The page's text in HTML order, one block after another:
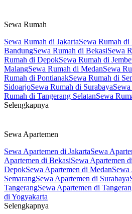
Sewa Rumah
Sewa Rumah di JakartaSewa Rumah di
BandungSewa Rumah di BekasiSewa
Rumah di DepokSewa Rumah di
MalangSewa Rumah di MedanSewa
Rumah di PontianakSewa Rumah di
SidoarjoSewa Rumah di Surabaya
Rumah di Tangerang SelatanSewa
Selengkapnya
Sewa Apartemen
Sewa Apartemen di JakartaSewa
Apartemen di BekasiSewa Apartemen
DepokSewa Apartemen di MedanSewa
SemarangSewa Apartemen di Surabaya
TangerangSewa Apartemen di
di Yogyakarta
Selengkapnya